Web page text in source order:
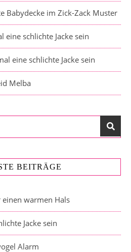
Babydecke im Zick-Zack Muster
eine schlichte Jacke sein
eine schlichte Jacke sein
Melba
BEITRÄGE
einen warmen Hals
Jacke sein
Alarm